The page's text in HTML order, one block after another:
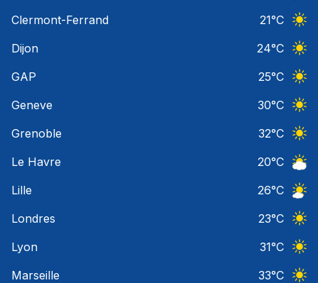
Clermont-Ferrand
21°C
Dijon
24°C
GAP
25°C
Geneve
30°C
Grenoble
32°C
Le Havre
20°C
Lille
26°C
Londres
23°C
Lyon
31°C
Marseille
33°C